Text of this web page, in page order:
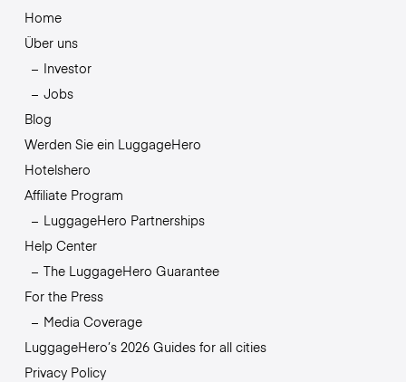
Home
Über uns
Investor
Jobs
Blog
Werden Sie ein LuggageHero
Hotelshero
Affiliate Program
LuggageHero Partnerships
Help Center
The LuggageHero Guarantee
For the Press
Media Coverage
LuggageHero’s 2026 Guides for all cities
Privacy Policy